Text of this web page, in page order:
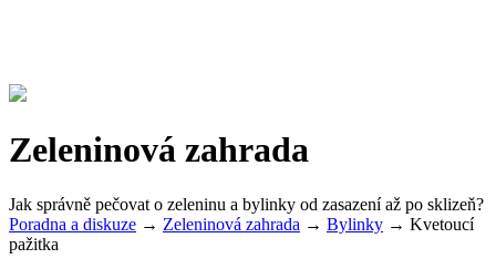
Zeleninová zahrada
Jak správně pečovat o zeleninu a bylinky od zasazení až po sklizeň?
Poradna a diskuze → Zeleninová zahrada → Bylinky → Kvetoucí
pažitka